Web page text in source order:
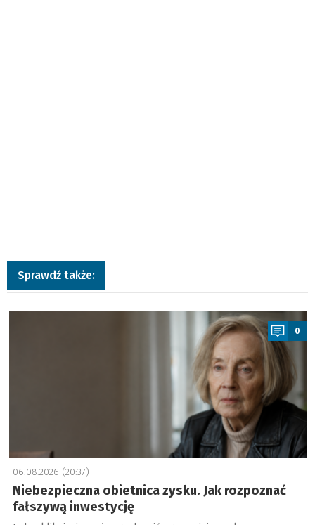
Sprawdź także:
a
0
06.08.2026 (20:37)
Niebezpieczna obietnica zysku. Jak rozpoznać
fałszywą inwestycję